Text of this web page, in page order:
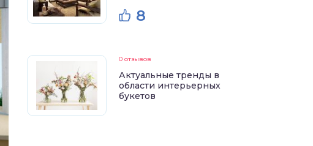
8
0 отзывов
Актуальные тренды в
области интерьерных
букетов